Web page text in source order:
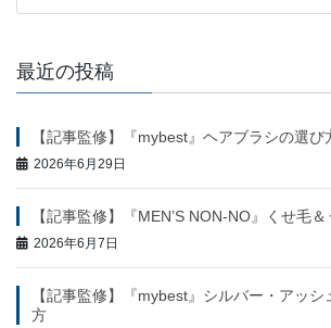
最近の投稿
【記事監修】『mybest』ヘアブラシの選び
2026年6月29日
【記事監修】『MEN’S NON-NO』くせ毛
2026年6月7日
【記事監修】『mybest』シルバー・アッ
方